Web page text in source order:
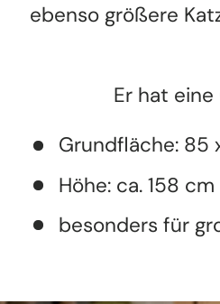
ebenso größere
Er hat
Grundfläche: 85
Höhe: ca. 158 cm
besonders für